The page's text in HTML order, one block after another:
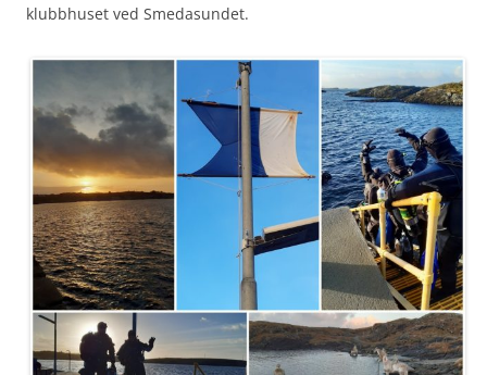
klubbhuset ved Smedasundet.